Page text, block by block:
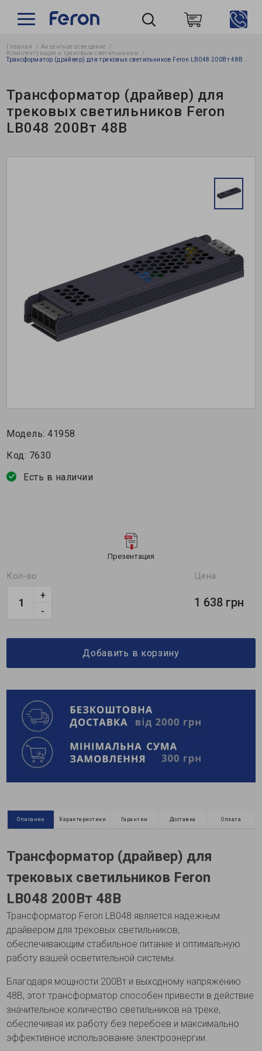
Главная
Акцентное освещение
Комплектующие к трековым светильникам
Трансформатор (драйвер) для трековых светильников Feron LB048 200Вт 48В
Трансформатор (драйвер) для
трековых светильников Feron
LB048 200Вт 48В
Модель:41958
Код: 7630
Есть в наличии
Презентация
Кол-во
-
+
Цена:
1 638 грн
Добавить в корзину
Описание Характеристики Гарантии Доставка Оплата
Трансформатор (драйвер) для
трековых светильников Feron
LB048 200Вт 48В
Трансформатор Feron LB048 является надежным
драйвером для трековых светильников,
обеспечивающим стабильное питание и оптимальную
работу вашей осветительной системы.
Благодаря мощности 200Вт и выходному напряжению
48В, этот трансформатор способен привести в действие
значительное количество светильников на треке,
обеспечивая их работу без перебоев и максимально
эффективное использование электроэнергии.